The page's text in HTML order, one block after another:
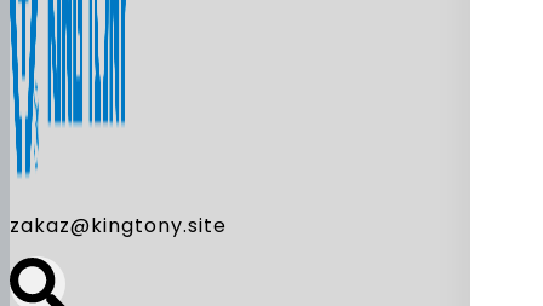
zakaz@kingtony.site